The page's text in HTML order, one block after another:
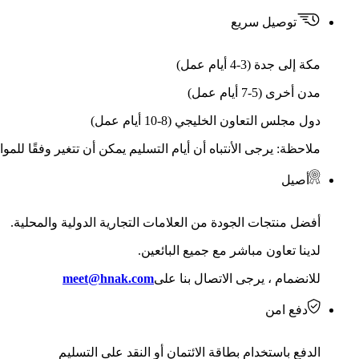
توصيل سريع
مكة إلى جدة (3-4 أيام عمل)
مدن أخرى (5-7 أيام عمل)
دول مجلس التعاون الخليجي (8-10 أيام عمل)
ملاحظة: يرجى الأنتباه أن أيام التسليم يمكن أن تتغير وفقًا
أصيل
أفضل منتجات الجودة من العلامات التجارية الدولية والمحلية.
لدينا تعاون مباشر مع جميع البائعين.
للانضمام ، يرجى الاتصال بنا علىmeet@hnak.com
دفع امن
الدفع باستخدام بطاقة الائتمان أو النقد على التسليم